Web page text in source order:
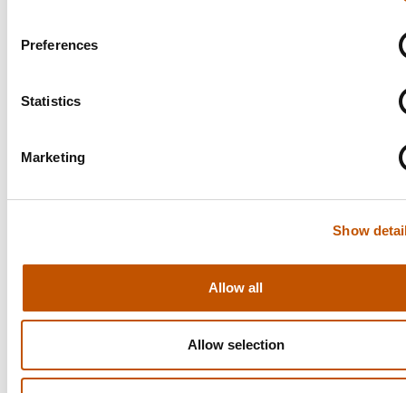
Preferences
Statistics
Marketing
Show
Allow all
Allow selection
Gerelateerde producten